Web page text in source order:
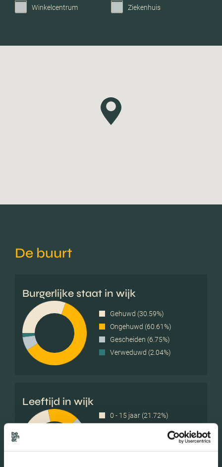
Winkelcentrum Ziekenhuis
De buurt
Burgerlijke staat in wijk
Gehuwd (30.59%)
Ongehuwd (60.61%)
Gescheiden (6.75%)
Verweduwd (2.04%)
Leeftijd in wijk
0 - 15 jaar (21.72%)
25 - 45 jaar (37.04%)
45 - 65 jaar (17.81%)